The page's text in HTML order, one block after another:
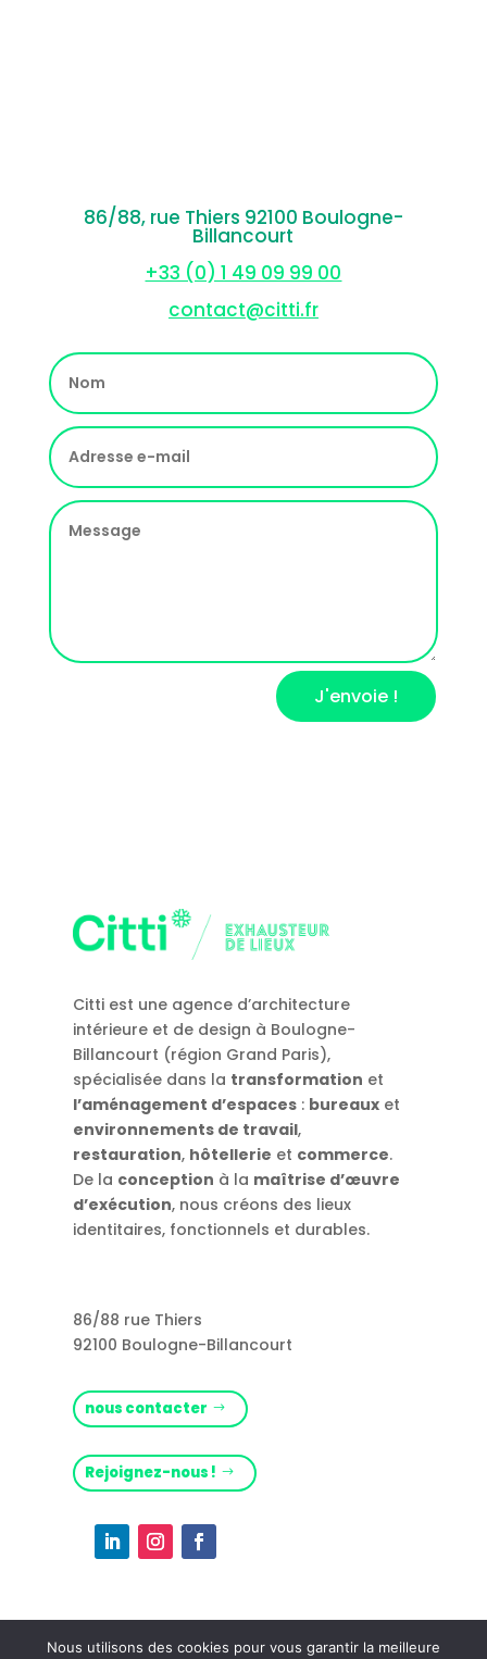
86/88, rue Thiers 92100 Boulogne-
Billancourt
+33 (0) 1 49 09 99 00
contact@citti.fr
J'envoie !
Citti est une agence d’architecture
intérieure et de design à Boulogne-
Billancourt (région Grand Paris),
spécialisée dans la transformation et
l’aménagement d’espaces : bureaux et
environnements de travail,
restauration, hôtellerie et commerce.
De la conception à la maîtrise d’œuvre
d’exécution, nous créons des lieux
identitaires, fonctionnels et durables.
86/88 rue Thiers
92100 Boulogne-Billancourt
nous contacter
Rejoignez-nous !
Nous utilisons des cookies pour vous garantir la meilleure